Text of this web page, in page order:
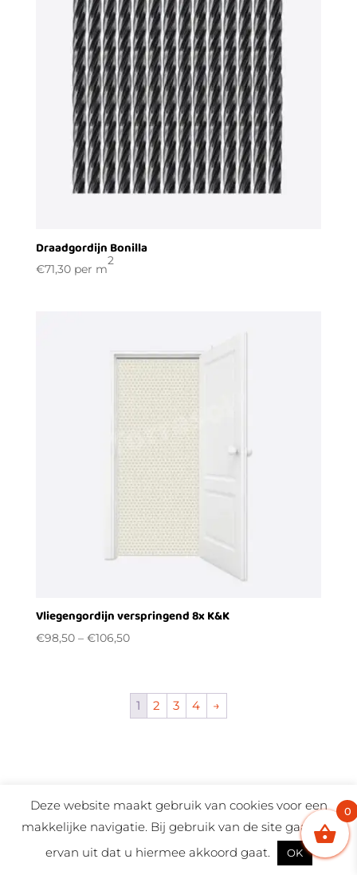
Draadgordijn Bonilla
€71,30per m
2
Vliegengordijn verspringend 8x K&K
€98,50– €106,50
1 2 3 4 →
Stuur Whatsapp bericht
Deze website maakt gebruik van cookies voor een
makkelijke navigatie. Bij gebruik van de site gaan wij
ervan uit dat u hiermee akkoord gaat.
OK
0